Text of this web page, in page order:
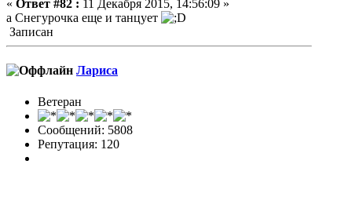
« Ответ #82 : 11 Декабря 2015, 14:56:09 »
а Снегурочка еще и танцует
Записан
Лариса
Ветеран
Сообщений: 5808
Репутация: 120